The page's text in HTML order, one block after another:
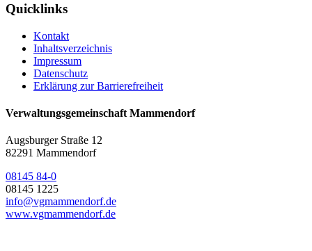
Quicklinks
Kontakt
Inhaltsverzeichnis
Impressum
Datenschutz
Erklärung zur Barrierefreiheit
Verwaltungsgemeinschaft Mammendorf
Augsburger Straße 12
82291 Mammendorf
08145 84-0
08145 1225
info@vgmammendorf.de
www.vgmammendorf.de